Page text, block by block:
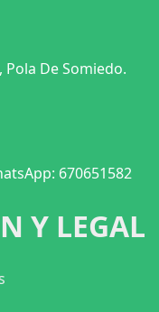
De Somiedo.
670651582
Y LEGAL